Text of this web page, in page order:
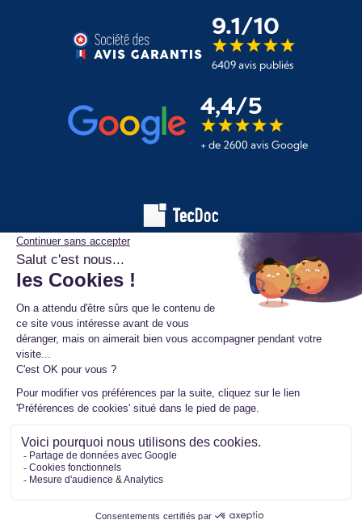
9.1/10
6409 avis publiés
4,4/5
+ de 2600 avis Google
Les informations affichées sur ce site de pièces automobiles
proviennent de la base de données TecDoc. Elles sont protégées
par le droit d’auteur et ne peuvent en aucun cas être copiées,
reproduites, utilisées ou diffusées sans l’autorisation préalable de
TecAlliance. Toute utilisation non autorisée constitue une infraction
et pourra faire l’objet de poursuites.
Mentions légales
Conditions générales de vente